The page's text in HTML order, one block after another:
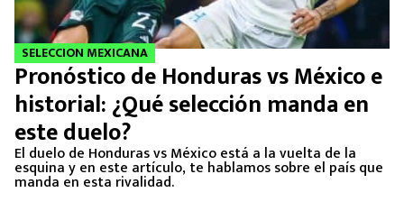
SELECCION MEXICANA
Pronóstico de Honduras vs México e
historial: ¿Qué selección manda en
este duelo?
El duelo de Honduras vs México está a la vuelta de la
esquina y en este artículo, te hablamos sobre el país que
manda en esta rivalidad.